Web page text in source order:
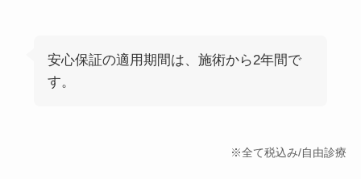
安心保証の適用期間は、施術から2年間で
す。
※全て税込み/自由診療